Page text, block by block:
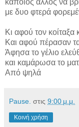
με δυο φτερά
Κι αφού τον κοίταξα
Και αφού πέρασαν
Άφησα το γέλιο
και καμάρωσα το
Από ψηλά
Pause. στις 9:00 μ.μ.
Κοινή χρήση